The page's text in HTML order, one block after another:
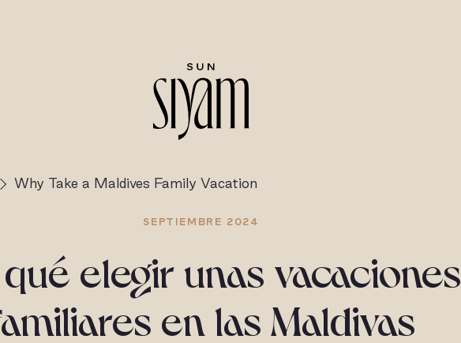
Why Take a Maldives Family Vacation
SEPTIEMBRE 2024
elegir unas vacaciones
en las Maldivas